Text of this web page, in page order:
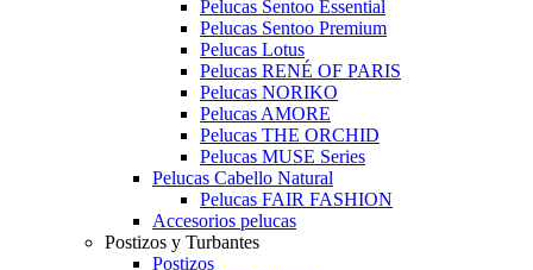
Pelucas Sentoo Essential
Pelucas Sentoo Premium
Pelucas Lotus
Pelucas RENÉ OF PARIS
Pelucas NORIKO
Pelucas AMORE
Pelucas THE ORCHID
Pelucas MUSE Series
Pelucas Cabello Natural
Pelucas FAIR FASHION
Accesorios pelucas
Postizos y Turbantes
Postizos